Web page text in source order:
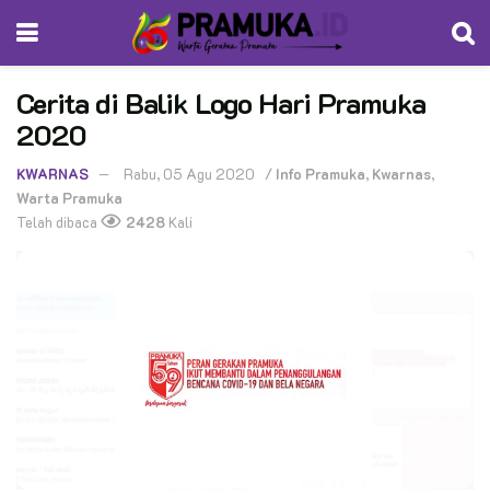
Cerita di Balik Logo Hari Pramuka
2020
KWARNAS Rabu, 05 Agu 2020 / Info Pramuka, Kwarnas,
Warta Pramuka
Telah dibaca
2428 Kali